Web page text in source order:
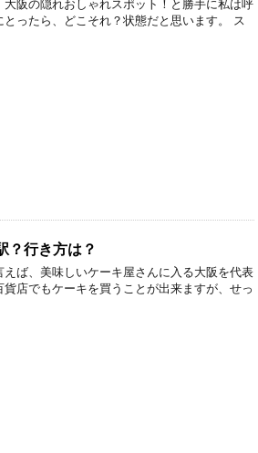
阪の隠れおしゃれスポット！と勝手に私は呼
ったら、どこそれ？状態だと思います。 ス
？行き方は？
ば、美味しいケーキ屋さんに入る大阪を代表
店でもケーキを買うことが出来ますが、せっ